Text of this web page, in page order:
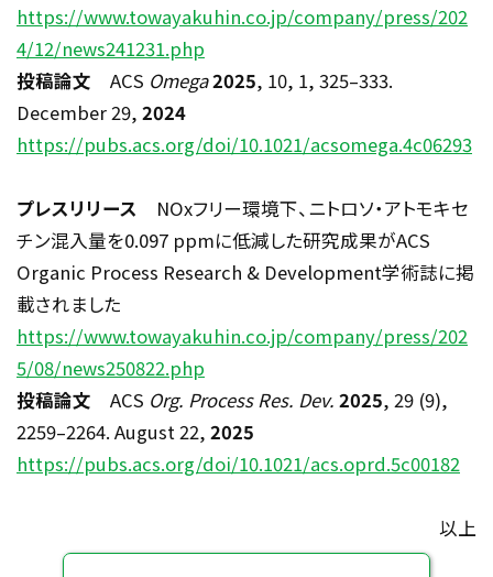
https://www.towayakuhin.co.jp/company/press/202
4/12/news241231.php
投稿論文
ACS Omega2025, 10, 1, 325–333.
December 29, 2024
https://pubs.acs.org/doi/10.1021/acsomega.4c06293
プレスリリース NOxフリー環境下、ニトロソ・アトモキセ
チン混入量を0.097 ppmに低減した研究成果がACS
Organic Process Research & Development学術誌に掲
載されました
https://www.towayakuhin.co.jp/company/press/202
5/08/news250822.php
投稿論文
ACS Org. Process Res. Dev. 2025, 29 (9),
2259–2264. August 22, 2025
https://pubs.acs.org/doi/10.1021/acs.oprd.5c00182
以上